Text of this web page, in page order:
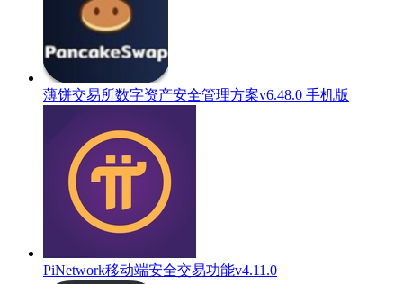
薄饼交易所数字资产安全管理方案v6.48.0 手机版
PiNetwork移动端安全交易功能v4.11.0